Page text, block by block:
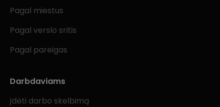
Pagal miestus
Pagal verslo sritis
Pagal pareigas
Darbdaviams
Įdėti darbo skelbimą